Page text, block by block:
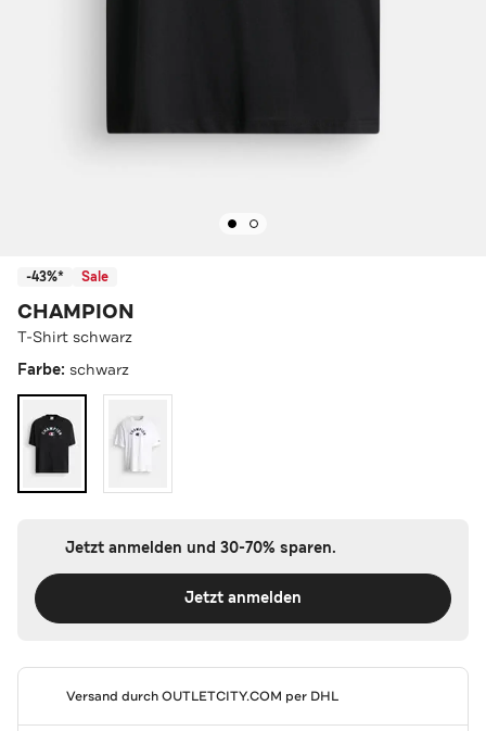
-43%* Sale
CHAMPION
T-Shirt schwarz
Farbe: schwarz
Jetzt anmelden und 30-70% sparen.
Jetzt anmelden
Versand durchOUTLETCITY.COM per DHL